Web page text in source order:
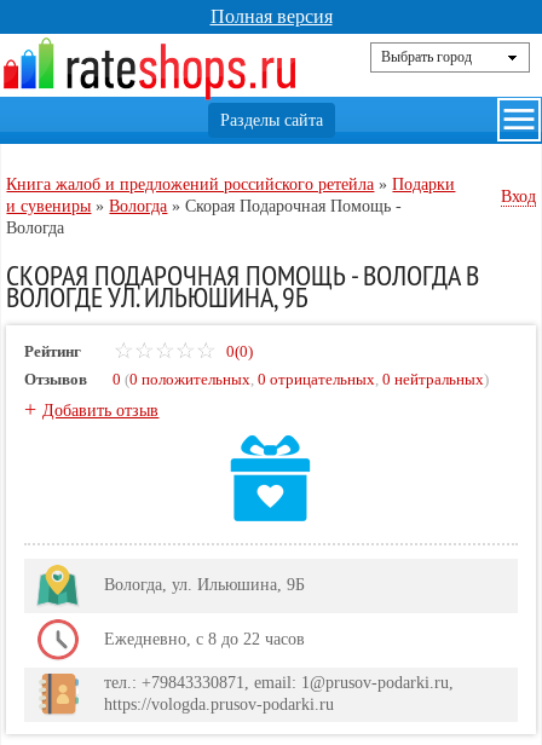
Полная версия
Книга жалоб и предложений российского ретейла »Подарки
и сувениры »Вологда »Скорая Подарочная Помощь -
Вологда
Вход
СКОРАЯ ПОДАРОЧНАЯ ПОМОЩЬ - ВОЛОГДА В
ВОЛОГДЕ УЛ. ИЛЬЮШИНА, 9Б
Рейтинг
0(0)
Отзывов
0 (0 положительных,0 отрицательных,0 нейтральных)
+Добавить отзыв
Вологда, ул. Ильюшина, 9Б
Ежедневно, с 8 до 22 часов
тел.: +79843330871, email: 1@prusov-podarki.ru,
https://vologda.prusov-podarki.ru